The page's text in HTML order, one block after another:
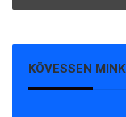
KÖVESSEN